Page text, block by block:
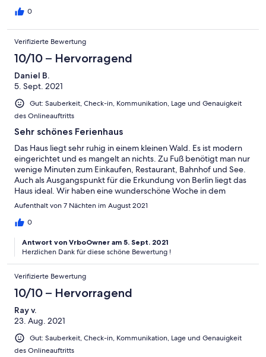
Supermärkte usw..Herrliche
Möglichkeiten zur Freizeitgestaltung.Im großen und Ganzen hat
uns der Urlaub gefallen!
0
Verifizierte Bewertung
10/10 – Hervorragend
Daniel B.
5. Sept. 2021
Gut: Sauberkeit, Check-in, Kommunikation, Lage und Genauigkeit
des Onlineauftritts
Sehr schönes Ferienhaus
Das Haus liegt sehr ruhig in einem kleinen Wald. Es ist modern
eingerichtet und es mangelt an nichts. Zu Fuß benötigt man nur
wenige Minuten zum Einkaufen, Restaurant, Bahnhof und See.
Auch als Ausgangspunkt für die Erkundung von Berlin liegt das
Haus ideal. Wir haben eine wunderschöne Woche in dem
Ferienhaus verbracht. Die Vermieterin ist sehr freundlich und
Aufenthalt von 7 Nächten im August 2021
0
Antwort von VrboOwner am 5. Sept. 2021
Herzlichen Dank für diese schöne Bewertung !
Verifizierte Bewertung
10/10 – Hervorragend
Ray v.
23. Aug. 2021
Gut: Sauberkeit, Check-in, Kommunikation, Lage und Genauigkeit
des Onlineauftritts